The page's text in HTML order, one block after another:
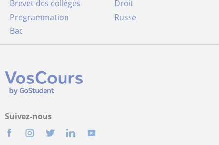
Brevet des collèges
Droit
Programmation
Russe
Bac
Suivez-nous